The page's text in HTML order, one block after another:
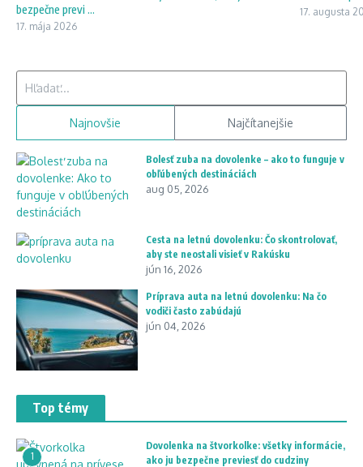
bezpečne previ ...
17. mája 2026
17. augusta
Najnovšie Najčítanejšie
Bolesť zuba na dovolenke – ako to funguje v
obľúbených destináciách
aug 05, 2026
Cesta na letnú dovolenku: Čo skontrolovať,
aby ste neostali visieť v Rakúsku
jún 16, 2026
Príprava auta na letnú dovolenku: Na čo
vodiči často zabúdajú
jún 04, 2026
Top témy
1
Dovolenka na štvorkolke: všetky informácie,
ako ju bezpečne previesť do cudziny